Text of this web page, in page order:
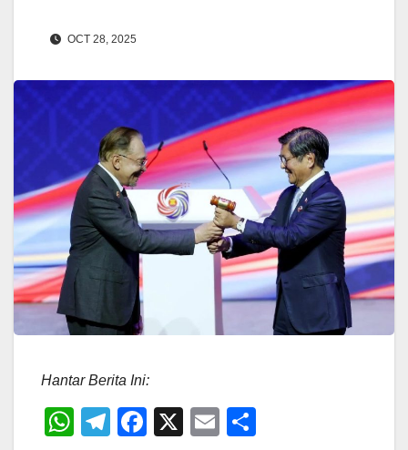
OCT 28, 2025
Hantar Berita Ini:
W
T
F
X
E